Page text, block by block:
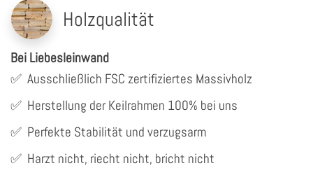
Holzqualität
Bei Liebesleinwand
✅ Ausschließlich FSC zertifiziertes Massivholz
✅ Herstellung der Keilrahmen 100% bei uns
✅ Perfekte Stabilität und verzugsarm
✅ Harzt nicht, riecht nicht, bricht nicht